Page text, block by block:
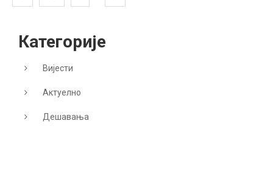
Категорије
Вијести
Актуелно
Дешавања